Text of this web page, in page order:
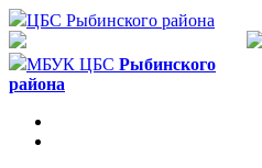
ЦБС Рыбинского района
МБУК ЦБС Рыбинского
района